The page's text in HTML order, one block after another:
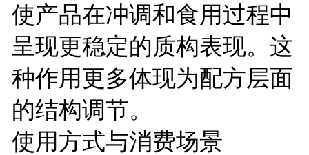
使产品在冲调和食用过程中
呈现更稳定的质构表现。这
种作用更多体现为配方层面
的结构调节。
使用方式与消费场景